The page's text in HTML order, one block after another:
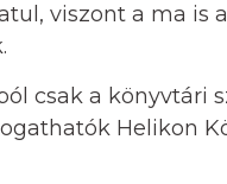
viszont a ma is
csak a könyvtári
Helikon